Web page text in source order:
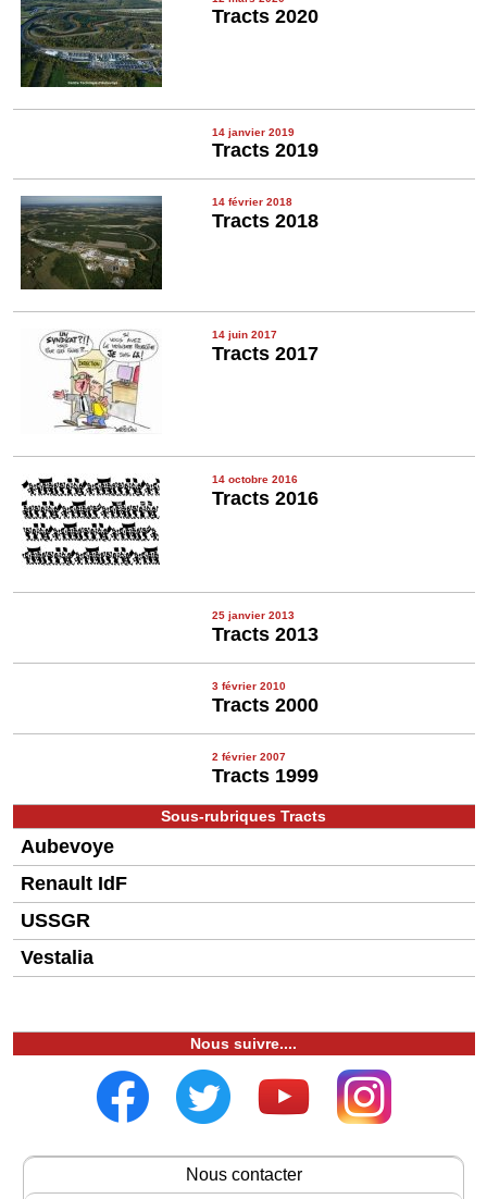
Tracts 2020
14 janvier 2019
Tracts 2019
14 février 2018
Tracts 2018
14 juin 2017
Tracts 2017
14 octobre 2016
Tracts 2016
25 janvier 2013
Tracts 2013
3 février 2010
Tracts 2000
2 février 2007
Tracts 1999
Sous-rubriques Tracts
Aubevoye
Renault IdF
USSGR
Vestalia
Nous suivre....
Nous contacter